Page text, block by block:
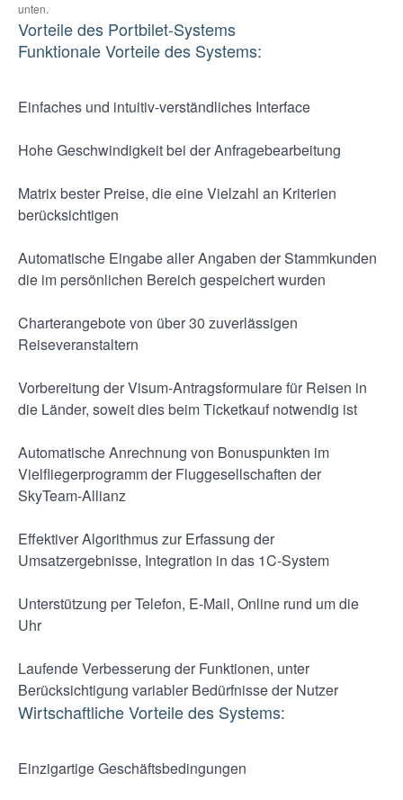
unten.
Vorteile des Portbilet-Systems
Funktionale Vorteile des Systems:
Einfaches und intuitiv-verständliches Interface
Hohe Geschwindigkeit bei der Anfragebearbeitung
Matrix bester Preise, die eine Vielzahl an Kriterien
berücksichtigen
Automatische Eingabe aller Angaben der Stammkunden
die im persönlichen Bereich gespeichert wurden
Charterangebote von über 30 zuverlässigen
Reiseveranstaltern
Vorbereitung der Visum-Antragsformulare für Reisen in
die Länder, soweit dies beim Ticketkauf notwendig ist
Automatische Anrechnung von Bonuspunkten im
Vielfliegerprogramm der Fluggesellschaften der
SkyTeam-Allianz
Effektiver Algorithmus zur Erfassung der
Umsatzergebnisse, Integration in das 1C-System
Unterstützung per Telefon, E-Mail, Online rund um die
Uhr
Laufende Verbesserung der Funktionen, unter
Berücksichtigung variabler Bedürfnisse der Nutzer
Wirtschaftliche Vorteile des Systems:
Einzigartige Geschäftsbedingungen